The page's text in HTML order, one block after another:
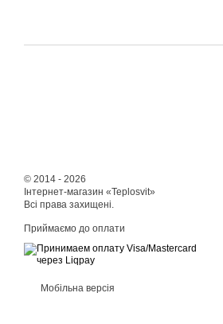
© 2014 - 2026
Інтернет-магазин «Teplosvit»
Всі права захищені.
Приймаємо до оплати
Мобільна версія